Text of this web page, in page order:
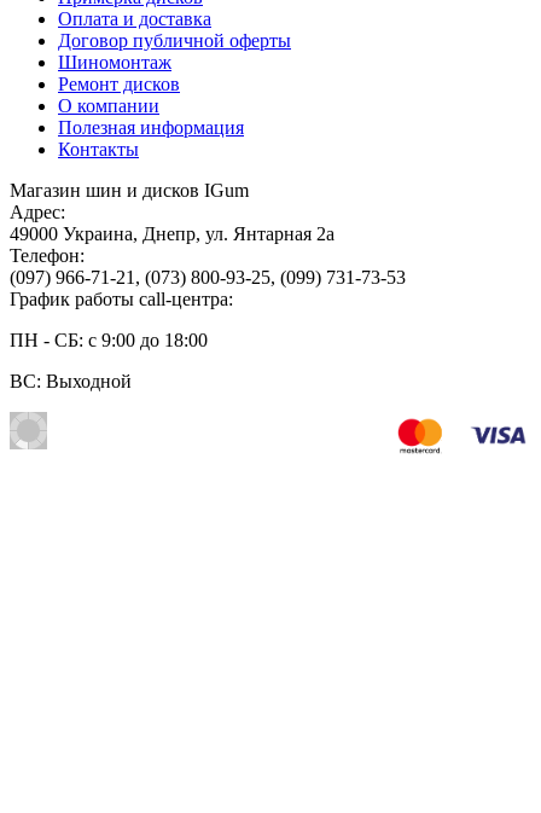
Оплата и доставка
Договор публичной оферты
Шиномонтаж
Ремонт дисков
О компании
Полезная информация
Контакты
Магазин шин и дисков IGum
Адрес:
49000 Украина, Днепр, ул. Янтарная 2а
Телефон:
(097) 966-71-21 , (073) 800-93-25, (099) 731-73-53
График работы call-центра:
ПН - СБ: с 9:00 до 18:00
ВС: Выходной